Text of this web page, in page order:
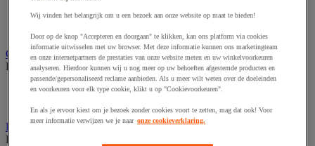
Laboratoriumkast
Laboratoriumladekast
Opstapkruk, trap en ladder
Bekijk de hele productgroep
Ladder
Palletwagen
Bekijk de hele productgroep
Wij vinden het belangrijk om u een bezoek aan onze website op maat te bieden!
Door op de knop "Accepteren en doorgaan" te klikken, kan ons platform via cookies
informatie uitwisselen met uw browser. Met deze informatie kunnen ons marketingteam
en onze internetpartners de prestaties van onze website meten en uw winkelvoorkeuren
analyseren. Hierdoor kunnen wij u nog meer op uw behoeften afgestemde producten en
passende/gepersonaliseerd reclame aanbieden. Als u meer wilt weten over de doeleinden
en voorkeuren voor elk type cookie, klikt u op "Cookievoorkeuren".
En als je ervoor kiest om je bezoek zonder cookies voort te zetten, mag dat ook! Voor
meer informatie verwijzen we je naar onze cookieverklaring.